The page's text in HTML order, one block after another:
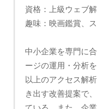
資格：上級ウェブ
趣味：映画鑑賞、
中小企業を専門に
ージの運用・分析
以上のアクセス解
き出す改善提案で